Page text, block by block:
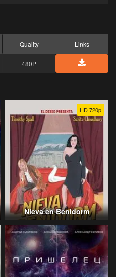
Quality Links
480P
HD 720p
Nieva en Benidorm